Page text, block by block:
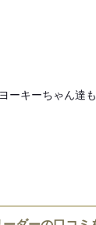
願い申し
お引き
道犬、四
措置が設
キーちゃん達